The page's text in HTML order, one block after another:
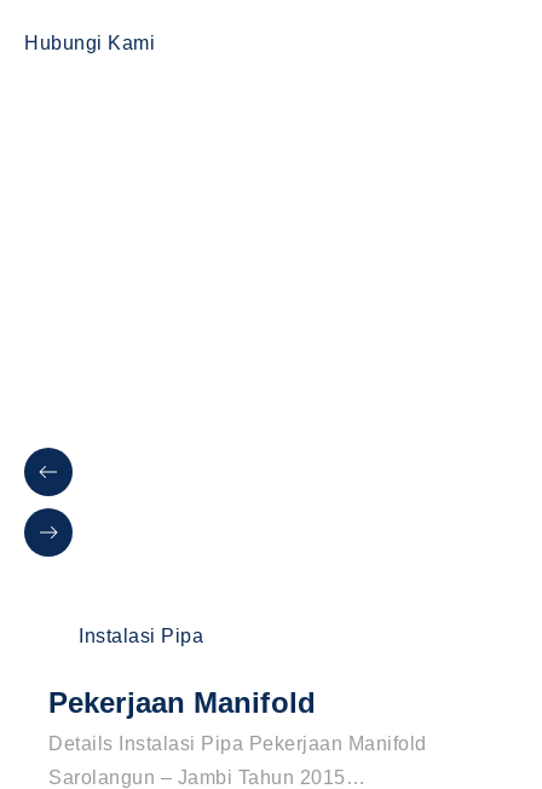
Hubungi Kami
Instalasi Pipa
Pekerjaan Manifold
Details Instalasi Pipa Pekerjaan Manifold
Sarolangun – Jambi Tahun 2015…